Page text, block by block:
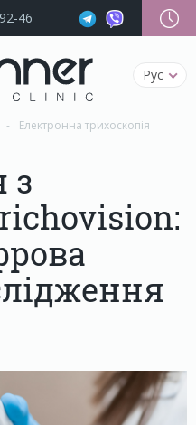
46
Рус
Електронна трихоскопія
з